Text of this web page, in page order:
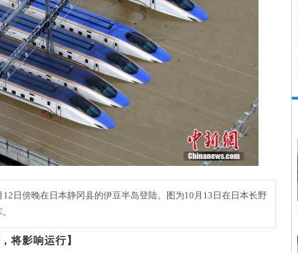
12日傍晚在日本静冈县的伊豆半岛登陆。图为10月13日在日本长野
影响运行】